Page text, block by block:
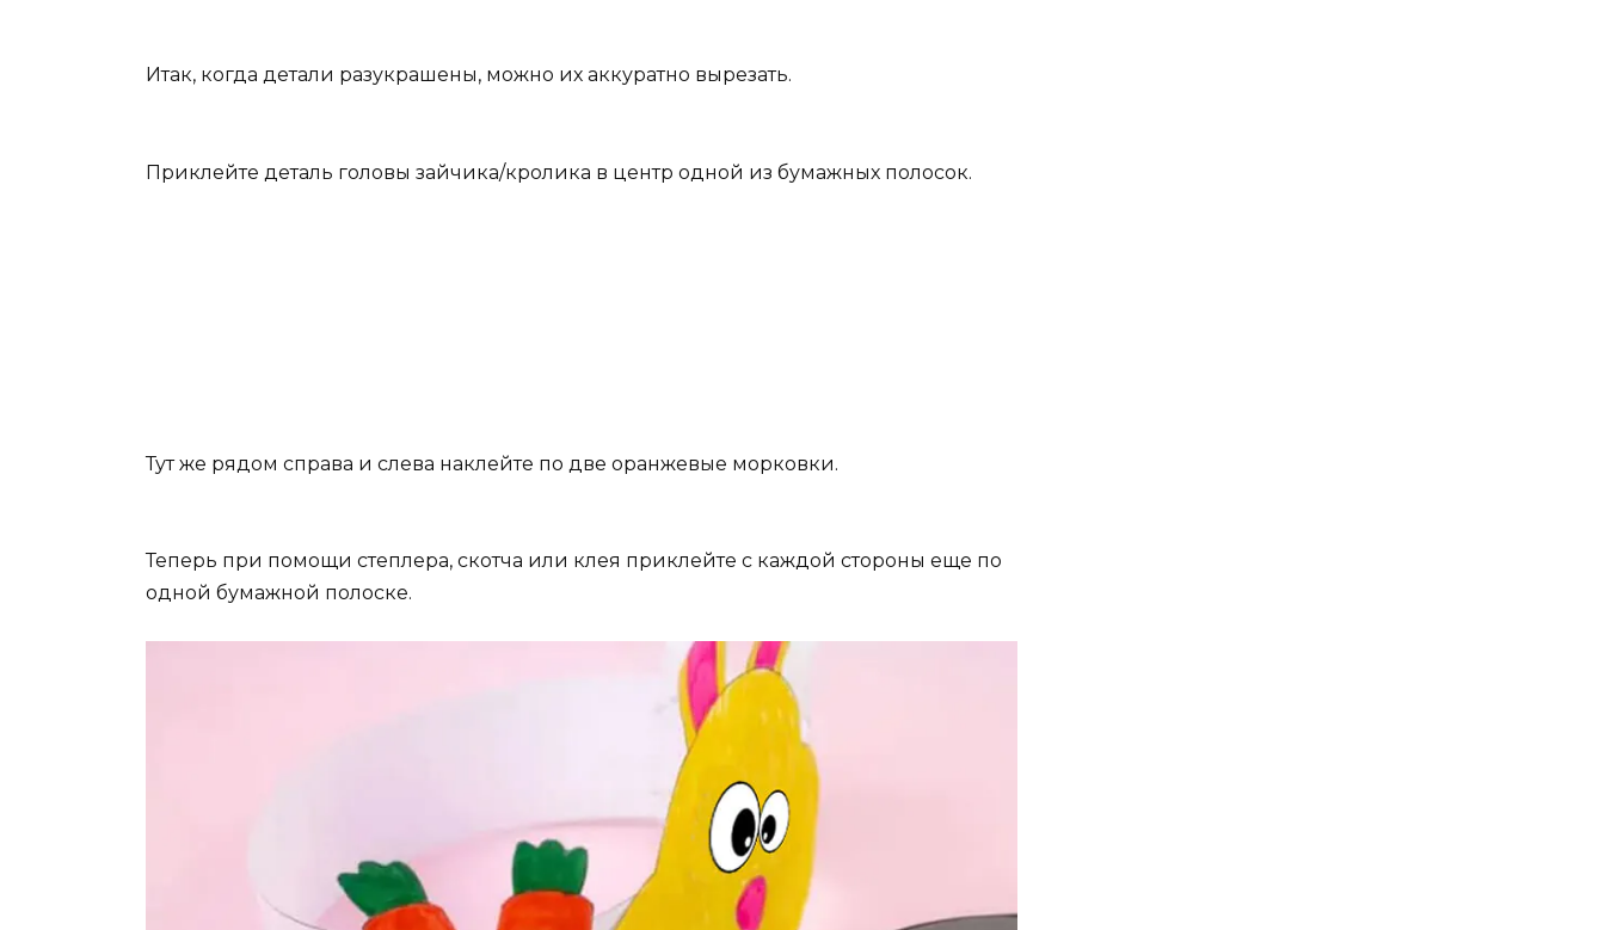
Итак, когда детали разукрашены, можно их аккуратно вырезать.
Приклейте деталь головы зайчика/кролика в центр одной из бумажных полосок.
Тут же рядом справа и слева наклейте по две оранжевые морковки.
Теперь при помощи степлера, скотча или клея приклейте с каждой стороны еще по
одной бумажной полоске.